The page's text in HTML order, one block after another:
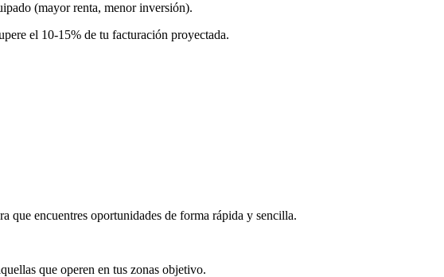
(mayor renta, menor inversión).
el 10-15% de tu facturación proyectada.
que encuentres oportunidades de forma rápida y sencilla.
que operen en tus zonas objetivo.